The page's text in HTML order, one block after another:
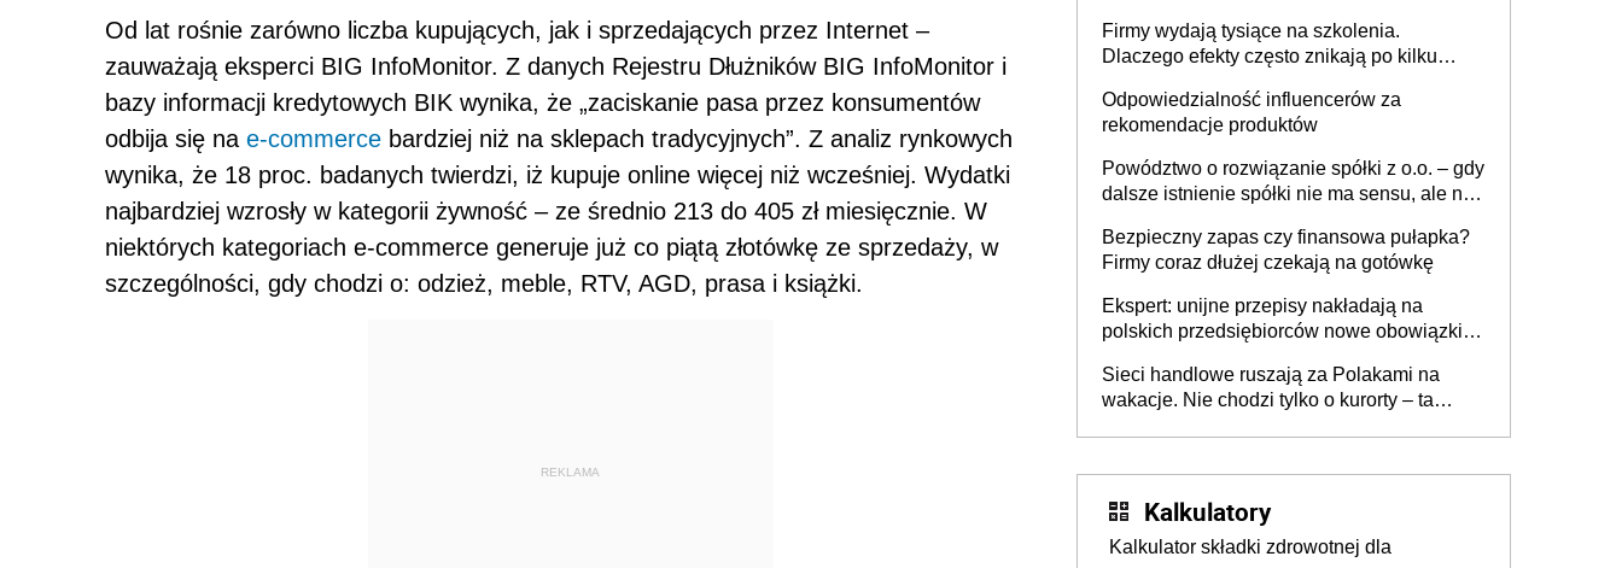
Od lat rośnie zarówno liczba kupujących, jak i sprzedających przez Internet –
zauważają eksperci BIG InfoMonitor. Z danych Rejestru Dłużników BIG InfoMonitor i
bazy informacji kredytowych BIK wynika, że „zaciskanie pasa przez konsumentów
odbija się na e-commerce bardziej niż na sklepach tradycyjnych”. Z analiz rynkowych
wynika, że 18 proc. badanych twierdzi, iż kupuje online więcej niż wcześniej. Wydatki
najbardziej wzrosły w kategorii żywność – ze średnio 213 do 405 zł miesięcznie. W
niektórych kategoriach e-commerce generuje już co piątą złotówkę ze sprzedaży, w
szczególności, gdy chodzi o: odzież, meble, RTV, AGD, prasa i książki.
REKLAMA
firmie
Firmy wydają tysiące na szkolenia.
Dlaczego efekty często znikają po kilku
Odpowiedzialność influencerów za
rekomendacje produktów
Powództwo o rozwiązanie spółki z o.o. – gdy
dalsze istnienie spółki nie ma sensu, ale nie
Bezpieczny zapas czy finansowa pułapka?
Firmy coraz dłużej czekają na gotówkę
Ekspert: unijne przepisy nakładają na
polskich przedsiębiorców nowe obowiązki w
Sieci handlowe ruszają za Polakami na
wakacje. Nie chodzi tylko o kurorty – ta
Kalkulatory
Kalkulator składki zdrowotnej dla